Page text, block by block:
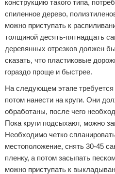
конструкцию такого типа,
спиленное дерево,
можно приступать к
толщиной десять-пятнадцать
деревянных отрезков должен
сказать, что пластиковые
гораздо проще и быстрее.
На следующем этапе требуется
потом нанести на круги. Они
обработаны, после чего
Пока круги подсыхают, можно
Необходимо четко
местоположение, снять 30-45
пленку, а потом засыпать
можно приступать к